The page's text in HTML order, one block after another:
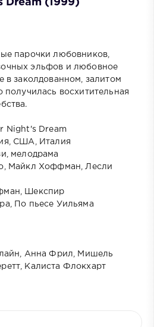
Dream (1999)
парочки любовников,
эльфов и любовное
в заколдованном, залитом
получилась восхитительная
Night's Dream
США, Италия
мелодрама
Майкл Хоффман, Лесли
Шекспир
По пьесе Уильяма
Анна Фрил, Мишель
Калиста Флокхарт